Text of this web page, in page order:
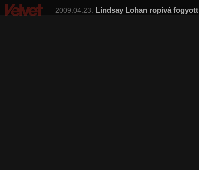
Lindsay Lohan ropivá fogyott
2009.04.23.